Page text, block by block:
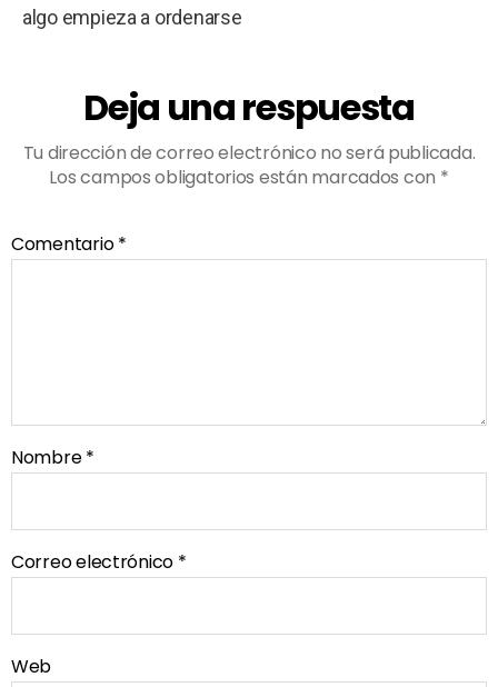
algo empieza a ordenarse
Deja una respuesta
Tu dirección de correo electrónico no será publicada.
Los campos obligatorios están marcados con *
Comentario*
Nombre*
Correo electrónico *
Web